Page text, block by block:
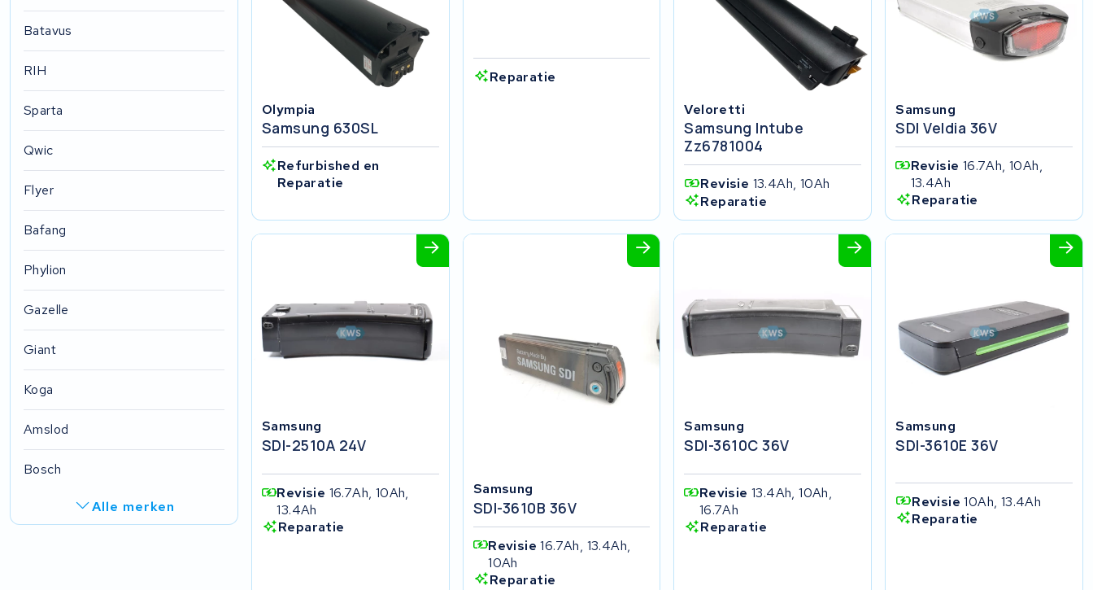
Batavus
RIH
Sparta
Qwic
Flyer
Bafang
Phylion
Gazelle
Giant
Koga
Amslod
Bosch
Alle merken
Olympia
Samsung 630SL
Refurbished en
Reparatie
Reparatie
Veloretti
Samsung Intube
Zz6781004
Revisie 13.4Ah, 10Ah
Reparatie
Samsung
SDI Veldia 36V
Revisie 16.7Ah, 10Ah,
13.4Ah
Reparatie
Samsung
SDI-2510A 24V
Revisie 16.7Ah, 10Ah,
13.4Ah
Reparatie
Samsung
SDI-3610B 36V
Revisie16.7Ah, 13.4Ah,
10Ah
Reparatie
Samsung
SDI-3610C 36V
Revisie13.4Ah, 10Ah,
16.7Ah
Reparatie
Samsung
SDI-3610E 36V
Revisie10Ah, 13.4Ah
Reparatie